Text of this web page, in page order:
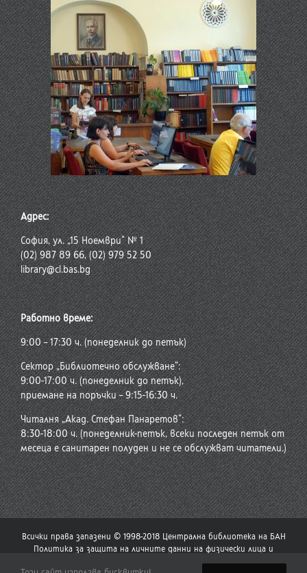
Адрес:
София, ул. „15 Ноември“ № 1
(02) 987 89 66, (02) 979 52 50
library@cl.bas.bg
Работно време:
9:00 – 17:30 ч. (понеделник до петък)
Сектор „Библиотечно обслужване“:
9:00-17:00 ч. (понеделник до петък),
приемане на поръчки – 9:15-16:30 ч.
Читалня „Акад. Стефан Панаретов“:
8:30-18:00 ч. (понеделник-петък, всеки последен петък от
месеца е санитарен полуден и не се обслужват читатели.)
Всички права запазени © 1998-2018 Централна библиотека на БАН
Политика за защита на личните данни на физически лица и
политика за употреба на бисквитки